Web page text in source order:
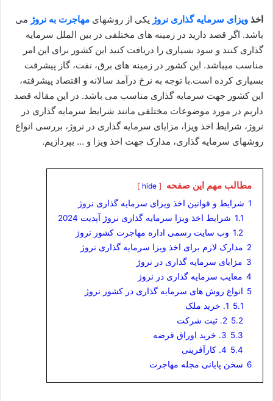
اخذ ویزای سرمایه گذاری نروژ یکی از روشهای مهاجرت به نروژ می
باشد. اگر قصد دارید در زمینه های مختلفی در بین الملل سرمایه
گذاری کنند و سود بسیاری را دریافت کنید این کشور برای این امر
مناسب میباشد. این کشور در زمینه های برق، نفت، گاز پیشرفت
بسیاری کرده است.با توجه به نرخ درآمد سالانه و اقتصاد پیشرفته،
این کشور جهت سرمایه گذاری مناسب می باشد. در این مقاله قصد
داریم در مورد موضوعات مختلفی مانند شرایط سرمایه گذاری در
نروژ، شرایط اخذ ویزا، مزایای سرمایه گذاری در نروژ، بررسی انواع
روشهای سرمایه گذاری، مدارک جهت اخذ ویزا و … بپردازیم.
مطالب مهم این صفحه hide
1 شرایط و قوانین اخذ ویزای سرمایه گذاری نروژ
1.1 شرایط اخذ ویزا سرمایه گذاری نروژ آپدیت 2024
1.2 وب سایت رسمی اداره مهاجرت کشور نروژ
2 مدارک لازم برای اخذ ویزا سرمایه گذاری نروژ
3 مزایای سرمایه گذاری در نروژ
4 معایب سرمایه گذاری در نروژ
5 انواع روش های سرمایه گذاری در کشور نروژ
5.1 1. خرید ملک
5.2 2. ثبت شرکت
5.3 3. خرید اوراق قرضه
5.4 4. کارآفرینی
6 سخن پایانی مجله مهاجرت